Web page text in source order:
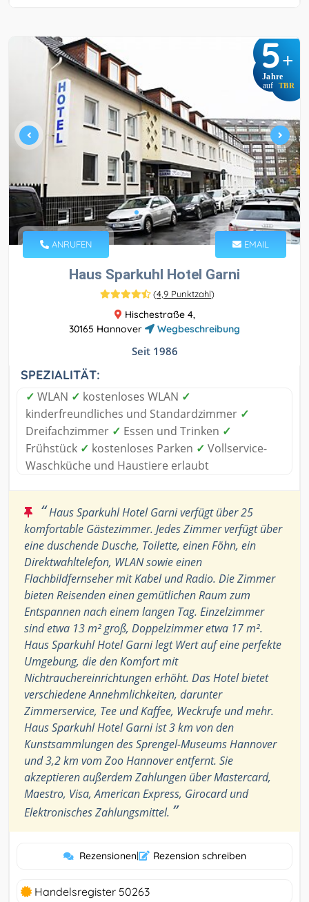
5+
Jahre
auf TBR
ANRUFEN EMAIL
Haus Sparkuhl Hotel Garni
(4,9 Punktzahl)
Hischestraße 4,
30165 Hannover
Wegbeschreibung
Seit 1986
SPEZIALITÄT:
✓ WLAN ✓ kostenloses WLAN ✓
kinderfreundliches und Standardzimmer ✓
Dreifachzimmer ✓ Essen und Trinken ✓
Frühstück ✓ kostenloses Parken ✓ Vollservice-
Waschküche und Haustiere erlaubt
“Haus Sparkuhl Hotel Garni verfügt über 25
komfortable Gästezimmer. Jedes Zimmer verfügt über
eine duschende Dusche, Toilette, einen Föhn, ein
Direktwahltelefon, WLAN sowie einen
Flachbildfernseher mit Kabel und Radio. Die Zimmer
bieten Reisenden einen gemütlichen Raum zum
Entspannen nach einem langen Tag. Einzelzimmer
sind etwa 13 m² groß, Doppelzimmer etwa 17 m².
Haus Sparkuhl Hotel Garni legt Wert auf eine perfekte
Umgebung, die den Komfort mit
Nichtrauchereinrichtungen erhöht. Das Hotel bietet
verschiedene Annehmlichkeiten, darunter
Zimmerservice, Tee und Kaffee, Weckrufe und mehr.
Haus Sparkuhl Hotel Garni ist 3 km von den
Kunstsammlungen des Sprengel-Museums Hannover
und 3,2 km vom Zoo Hannover entfernt. Sie
akzeptieren außerdem Zahlungen über Mastercard,
Maestro, Visa, American Express, Girocard und
Elektronisches Zahlungsmittel. ”
Rezensionen| Rezension schreiben
Handelsregister 50263